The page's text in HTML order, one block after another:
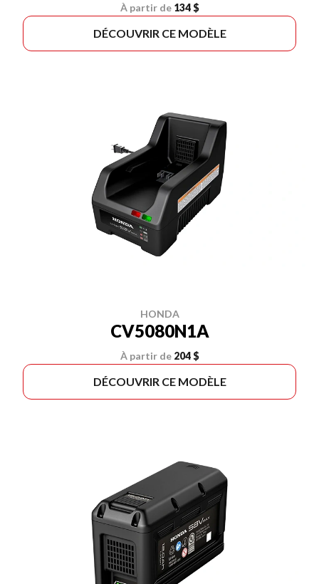
À partir de 134 $
DÉCOUVRIR CE MODÈLE
HONDA
CV5080N1A
À partir de 204 $
DÉCOUVRIR CE MODÈLE